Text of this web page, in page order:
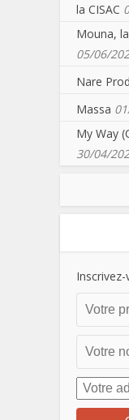
la CISAC
Mouna,
05/06/
Nare
Massa
My Way
30/04/